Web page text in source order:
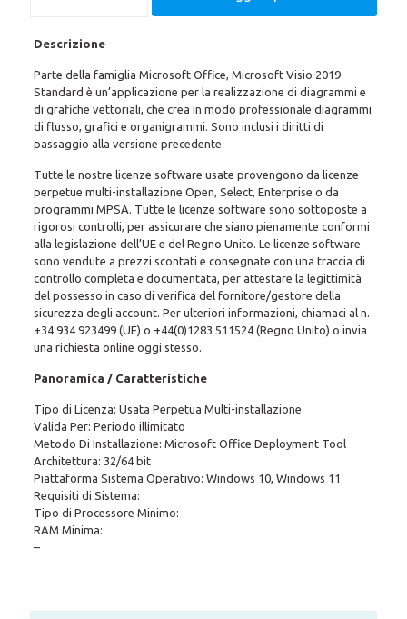
Descrizione
Parte della famiglia Microsoft Office, Microsoft Visio 2019
Standard è un’applicazione per la realizzazione di diagrammi e
di grafiche vettoriali, che crea in modo professionale diagrammi
di flusso, grafici e organigrammi. Sono inclusi i diritti di
passaggio alla versione precedente.
Tutte le nostre licenze software usate provengono da licenze
perpetue multi-installazione Open, Select, Enterprise o da
programmi MPSA. Tutte le licenze software sono sottoposte a
rigorosi controlli, per assicurare che siano pienamente conformi
alla legislazione dell’UE e del Regno Unito. Le licenze software
sono vendute a prezzi scontati e consegnate con una traccia di
controllo completa e documentata, per attestare la legittimità
del possesso in caso di verifica del fornitore/gestore della
sicurezza degli account. Per ulteriori informazioni, chiamaci al n.
+34 934 923499(UE) o +44(0)1283 511524(Regno Unito) o invia
una richiesta online oggi stesso.
Panoramica / Caratteristiche
Tipo di Licenza: Usata Perpetua Multi-installazione
Valida Per: Periodo illimitato
Metodo Di Installazione: Microsoft Office Deployment Tool
Architettura: 32/64 bit
Piattaforma Sistema Operativo: Windows 10, Windows 11
Requisiti di Sistema:
Tipo di Processore Minimo:
RAM Minima:
–